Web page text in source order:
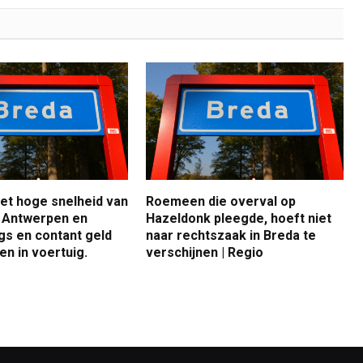
hoge snelheid van
en
en contant geld
in voertuig.
Roemeen die overval op
Hazeldonk pleegde, hoeft niet
naar rechtszaak in Breda te
verschijnen | Regio